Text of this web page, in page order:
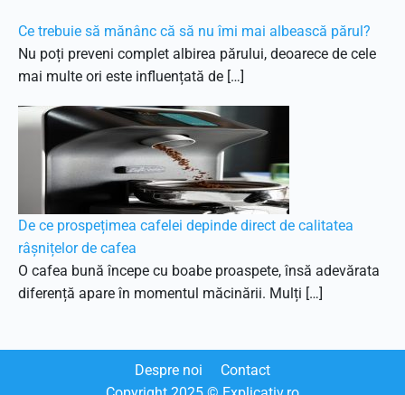
Ce trebuie să mănânc că să nu îmi mai albească părul?
Nu poți preveni complet albirea părului, deoarece de cele
mai multe ori este influențată de […]
De ce prospețimea cafelei depinde direct de calitatea
râșnițelor de cafea
O cafea bună începe cu boabe proaspete, însă adevărata
diferență apare în momentul măcinării. Mulți […]
Despre noi
Contact